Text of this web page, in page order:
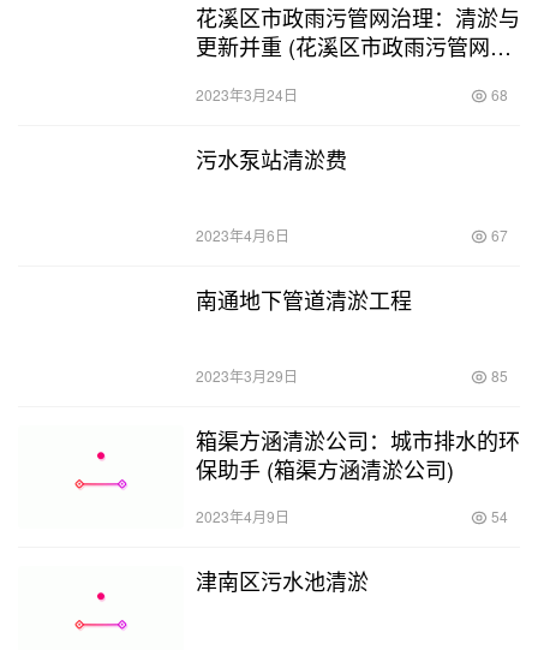
花溪区市政雨污管网治理：清淤与
更新并重 (花溪区市政雨污管网清
2023年3月24日 68
污水泵站清淤费
2023年4月6日 67
南通地下管道清淤工程
2023年3月29日 85
箱渠方涵清淤公司：城市排水的环
保助手 (箱渠方涵清淤公司)
2023年4月9日 54
津南区污水池清淤